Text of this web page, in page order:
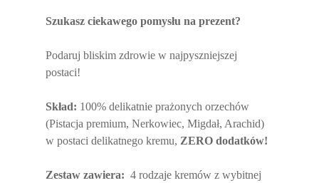
Szukasz ciekawego pomysłu na prezent?
Podaruj bliskim zdrowie w najpyszniejszej
postaci!
Skład: 100% delikatnie prażonych orzechów
(Pistacja premium, Nerkowiec, Migdał, Arachid)
w postaci delikatnego kremu, ZERO dodatków!
Zestaw zawiera: 4 rodzaje kremów z wybitnej